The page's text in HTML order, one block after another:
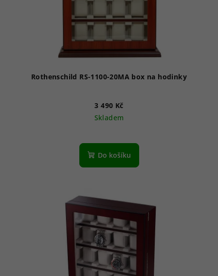
Rothenschild RS-1100-20MA box na hodinky
3 490 Kč
Skladem
hodnocení
produktu
hvězdiček.
Do košíku